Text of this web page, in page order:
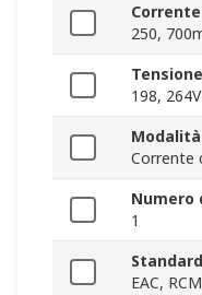
250,
198,
Corrente
Numero
1
EAC,